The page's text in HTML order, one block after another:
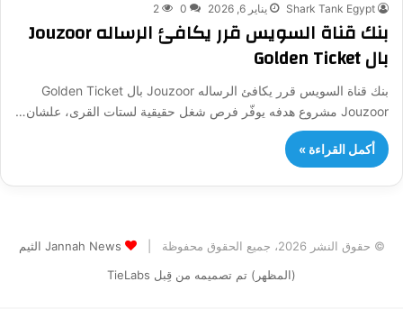
Shark Tank Egypt يناير 6, 2026 0
2
بنك قناة السويس قرر يكافئ الرساله Jouzoor
بال Golden Ticket
بنك قناة السويس قرر يكافئ الرساله Jouzoor بال Golden Ticket
Jouzoor مشروع هدفه يوفّر فرص شغل حقيقية لستات القرى، علشان…
أكمل القراءة »
© حقوق النشر 2026، جميع الحقوق محفوظة |
Jannah News الثيم
(المظهر) تم تصميمه من قِبل TieLabs